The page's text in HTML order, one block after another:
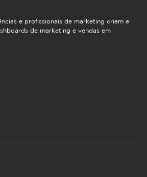
e profissionais de marketing criem e
de marketing e vendas em